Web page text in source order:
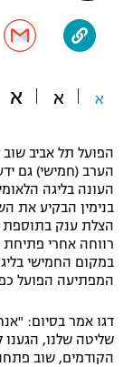
"מחצית
משתתפים
תקנון עבור
תקנון עבור פעילות
טניס
גיימינג E-Sports
תנאי שימוש
מדיניות פרטיות
אופניים
פוטבול אמריקאי NFL
בייסבול MLB
ספורט אתגרי
גיימינג E-Sports
א א א
הפועל תל אביב
הערב (חמישי) גם
העונה בליגה
הצלת ענק בתוספת
רווחה אחרי פתיחת
במקום החמישי
המפתיעה הפועל
דגו אמר בסיום:
שליטה שלנו,
הקודמים, שוב